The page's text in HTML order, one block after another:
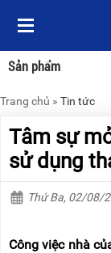
Sản phẩm
Menu
Sản
phẩm
TRANG
THANG
NHÔM
XE
Menu
Sản
phẩm
TRANG
THANG
NHÔM
THANG
Trang chủ » Tin tức
Tâm sự
sử dụng
Thứ Ba, 02/08/
Công việc nhà